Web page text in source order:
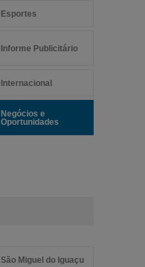
Esportes
Informe Publicitário
Internacional
Negócios e
Oportunidades
São Miguel do Iguaçu